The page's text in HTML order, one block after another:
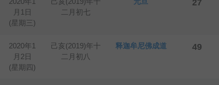
月1日
(星期三)
二月初七
27
2020年1
月2日
(星期四)
己亥(2019)年十
二月初八
释迦牟尼佛成道 49